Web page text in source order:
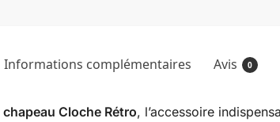
Informations complémentaires Avis 0
chapeau Cloche Rétro, l’accessoire